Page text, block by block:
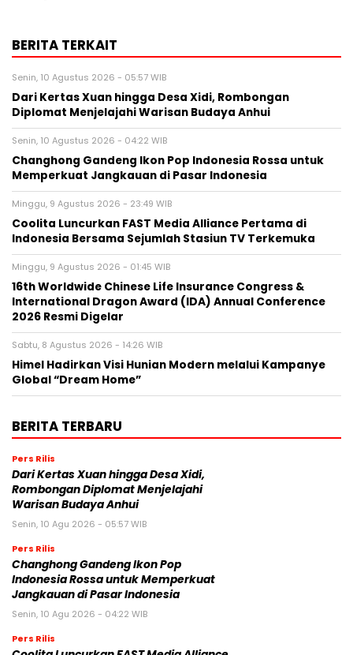
BERITA TERKAIT
Senin, 10 Agustus 2026 - 05:57 WIB
Dari Kertas Xuan hingga Desa Xidi, Rombongan
Diplomat Menjelajahi Warisan Budaya Anhui
Senin, 10 Agustus 2026 - 04:22 WIB
Changhong Gandeng Ikon Pop Indonesia Rossa untuk
Memperkuat Jangkauan di Pasar Indonesia
Minggu, 9 Agustus 2026 - 23:49 WIB
Coolita Luncurkan FAST Media Alliance Pertama di
Indonesia Bersama Sejumlah Stasiun TV Terkemuka
Minggu, 9 Agustus 2026 - 01:45 WIB
16th Worldwide Chinese Life Insurance Congress &
International Dragon Award (IDA) Annual Conference
2026 Resmi Digelar
Sabtu, 8 Agustus 2026 - 14:26 WIB
Himel Hadirkan Visi Hunian Modern melalui Kampanye
Global “Dream Home”
BERITA TERBARU
Pers Rilis
Dari Kertas Xuan hingga Desa Xidi,
Rombongan Diplomat Menjelajahi
Warisan Budaya Anhui
Senin, 10 Agu 2026 - 05:57 WIB
Pers Rilis
Changhong Gandeng Ikon Pop
Indonesia Rossa untuk Memperkuat
Jangkauan di Pasar Indonesia
Senin, 10 Agu 2026 - 04:22 WIB
Pers Rilis